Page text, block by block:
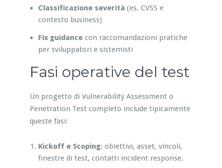
Classificazione severità (es. CVSS e
contesto business)
Fix guidancecon raccomandazioni pratiche
per sviluppatori e sistemisti
Fasi operative del test
Un progetto di Vulnerability Assessment o
Penetration Test completo include tipicamente
queste fasi:
Kickoff e Scoping: obiettivi, asset, vincoli,
finestre di test, contatti incident response.